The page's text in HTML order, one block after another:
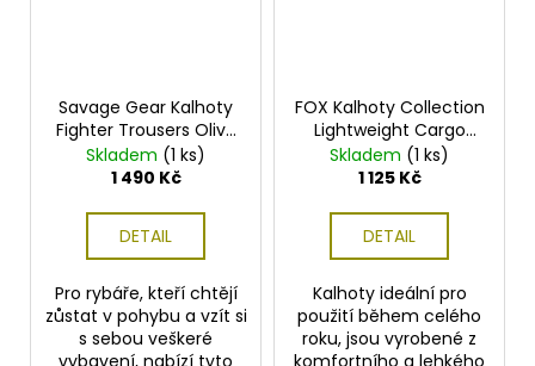
Savage Gear Kalhoty
Fighter Trousers Olive
Night
Skladem (1 ks)
1 490 Kč
DETAIL
Pro rybáře, kteří chtějí
zůstat v pohybu a vzít si
s sebou veškeré
FOX Kalhoty Collection
Lightweight Cargo
Trouser
Skladem (1 ks)
1 125 Kč
DETAIL
Kalhoty ideální pro
použití během celého
roku, jsou vyrobené z